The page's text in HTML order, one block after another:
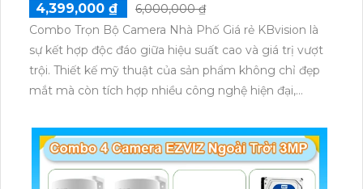
4,399,000 ₫
6,000,000 ₫
Combo Trọn Bộ Camera Nhà Phố Giá rẻ KBvision là
sự kết hợp độc đáo giữa hiệu suất cao và giá trị vượt
trội. Thiết kế mỹ thuật của sản phẩm không chỉ đẹp
mắt mà còn tích hợp nhiều công nghệ hiện đại,
của bạn